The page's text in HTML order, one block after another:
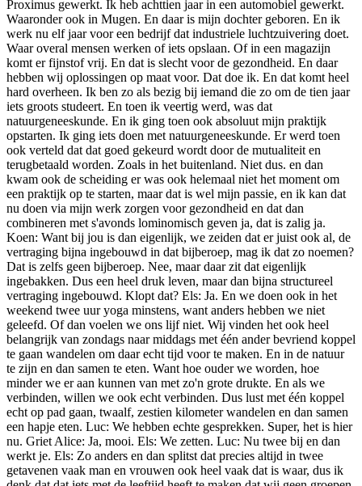
er fijnstof vrij. En dat is slecht voor de gezondheid. En daar hebben wij oplossingen op maat voor. Dat doe ik. En dat komt heel hard overheen. Ik ben zo als bezig bij iemand die zo om de tien jaar iets groots studeert. En toen ik veertig werd, was dat natuurgeneeskunde. En ik ging toen ook absoluut mijn praktijk opstarten. Ik ging iets doen met natuurgeneeskunde. Er werd toen ook verteld dat dat goed gekeurd wordt door de mutualiteit en terugbetaald worden. Zoals in het buitenland. Niet dus. en dan kwam ook de scheiding er was ook helemaal niet het moment om een praktijk op te starten, maar dat is wel mijn passie, en ik kan dat nu doen via mijn werk zorgen voor gezondheid en dat dan combineren met s'avonds lominomisch geven ja, dat is zalig ja. Koen: Want bij jou is dan eigenlijk, we zeiden dat er juist ook al, de vertraging bijna ingebouwd in dat bijberoep, mag ik dat zo noemen? Dat is zelfs geen bijberoep. Nee, maar daar zit dat eigenlijk ingebakken. Dus een heel druk leven, maar dan bijna structureel vertraging ingebouwd. Klopt dat? Els: Ja. En we doen ook in het weekend twee uur yoga minstens, want anders hebben we niet geleefd. Of dan voelen we ons lijf niet. Wij vinden het ook heel belangrijk van zondags naar middags met één ander bevriend koppel te gaan wandelen om daar echt tijd voor te maken. En in de natuur te zijn en dan samen te eten. Want hoe ouder we worden, hoe minder we er aan kunnen van met zo'n grote drukte. En als we verbinden, willen we ook echt verbinden. Dus lust met één koppel echt op pad gaan, twaalf, zestien kilometer wandelen en dan samen een hapje eten. Luc: We hebben echte gesprekken. Super, het is hier nu. Griet Alice: Ja, mooi. Els: We zetten. Luc: Nu twee bij en dan werkt je. Els: Zo anders en dan splitst dat precies altijd in twee getavenen vaak man en vrouwen ook heel vaak dat is waar, dus ik denk dat dat iets met de leeftijd heeft te maken dat wij geen groepen, wat ook gezellig is als er kinderen en kleine kinderen zijn is dat heel gezellig maar dat is een heel ander soort gesprek, als je echt wilt verbinden met een koppel en echt wilt tijd maken voor elkaar is het bij ons gaan wandelen en samen gaan eten. Koen: Ik ga dat roteren, want wij wonen er niet zo ver vandaan. Halftijds wonen wij er niet zo ver vandaan. Luc: We zijn er voor twee weken geleden... Els: Met Pinkster Maandag zijn we in jullie buurt gaan wandelen. Mooie dagen in Amsterdam. Nee, de stiltewandeling in Bornem gedaan. En dan iets fijn gaan eten in Puurs. Koen: De meanders van de Schelden. Els: Het was een supergooie beer. Dus dat was een hele fijne namiddag. Luc: Dat is een simpele formule, daar heb je altijd deugd van. Zelfs dagen nadien kun je dat nog voelen. Als het er een geleden is. Nee, maar daar houden we wel aan. Els: Maar daarmee heb jij nog niet uw professioneel werk verteld. Luc: Ik ben begonnen met... Ik ben op een 23-stelstandig geworden. Een jaar of vijf in immobielen gewerkt. Voor een grote groep. Mijn eigen kantoor mogen openen in Brugge. Griet Alice: In Brugge? In Brugge. Maar hoe is dat? Luc: Ja, onder de Lange Toren. Sorry, op de markt. Griet Alice: De Halletoren. Luc: De Halletoren. Ik zeg de Lange Toren. Het is eerst onder de Halletoren. Dat was niet te doen door het verkeer en verkeersboetes. Dan zijn we een lange straat verhuisd. Ja, het is al een geënd tijd gehad. Eigenlijk een eigen team opgebouwd en zo. En dan Tian Raiti. Veel geleerd. grote bedrijven altijd gewerkt. En dan begon dat beestje te kriebelen. Eigenlijk mijn passie, wat ik al van jongs af aan voelde. Op 16 was ik zeilinstructeur. In het leger heb ik pedagogisch opleiding gehad. Dat was een opleidingseenheid. Les kunnen geven aan de meest gemotiveerde jongeren die er bestaan, die een lekkerdienst moeten doen. Koen: Ja, toen was het nog. Luc: Ja, ineens na vijftien jaar kwam dat van, ja, ik kan dat doen. Eerst begon we met een klein trainingbureau met iemand die ik kende nog van vroeger. En dan in 2000 mijn eigen bedrijf opgericht. En zo, dat is blijven groeien, blijven ontwikkelen. Ondertussen meer dan, ik weet niet, tien, vijftienduizend mensen mogen begeleiden in leadership development, coaching. En dat is nu wel aan het veranderen, de afgelopen twee jaar. Ik voel die corporate wereld, being there, done it. En ik kan me er niet meer in vinden. Ik werk nog heel graag met de leiders. Maar die grote corporate structuren, waar ergens een board in Parijs zegt wat er hier moet gebeuren, ten koste van de mensen, dat kan ik niet meer. Ik kan me daar echt niet meer voor inzetten. Griet Alice: Het wringt. Luc: Ja, dus meer dan het wringt. Dat zijn mijn waarden die in het gedroom komen, dus dat kan ik niet meer. Maar ik doe nog altijd heel graag mijn werk. Ik heb vorige week nog een team-offside gedaan. Dat was echt super. En dat werkt goed. En daarnaast, ben ik begonnen met een podcast. Anders zou je niet zitten aan deze apparaat. Koen: Aan deze prachtige apparatuur. Luc: Generatiekracht is ontstaan vanuit mijn ervaring in die corporates. Wat ik zag van oudere mensen, die worden precies niet meer gezien. Die krijgen niet de plek die ze eigenlijk verdienen. Die worden niet naar waarde gezet. Of nog erger, de ene dag zijn ze er nog. De volgende dag niet meer, op pensioen. En daar is niks meer rond gedaan. Die hebben misschien tientallen jaren van hun leven gegeven aan dat bedrijf. Ik vond dat zo erg... En dan ook de kloof te zien tussen jongeren en ouderen. Ook niet altijd respect voor jongeren. Vanuit die ouderen, of omgekeerd. En dan dacht ik, ik ga er iets aan doen. En dan ben ik begonnen. Ik heb dan voor een groep van tachtig mensen beloofd van... Ik start je podcast voor het einde van het jaar. Dat ongenoegen van Els. Ze zei, ja, Luc, het is kerstvakantie. In december heb je dat gezegd. Ja, in december. Ik moet dat nu per se zeggen. Ja, ik heb dat beloofd en ik ga dat doen. En effectief, dus 31 december 2024, om negen uur s'avonds is de trailer online. Is de trailer online gegaan. Koen: Allee, dat was een gezellige vakantie. Luc: Goed gehaald. Nee, dat was wel. Koen: Nee, nee, nee. Els: We kennen elkaar ondertussen al heel lang. Luc is van Sterrenbeeld ook een ram, hè. Oké. En rammen kunnen drammen, hè. Luc: Ja, soms. Els: Dus dat. Luc: Maar het stond er. En sindsdien, elke veertien dagen komt hij uit. Er zijn er nu 34 online om de veertien dagen. Koen: Dat is mooi. Luc: Dat is een fantastisch boeiend plek. Voor mij ook. Niet alleen voor de luisteraars. Maar ik leer daar zoveel van. Griet Alice: Het inspireert je ook. Luc: Je leert mij. Mijn visie is eigenlijk geschift. Hoeveel jonge mensen die ongelooflijk wijs zijn. Dat je denkt, wijsheid zit dan bij die ouderen. Nee, nee, nee. En oudere mensen die ik hier heb gehad. 85, 93 met een jonge geest en je denkt van wauw, Soms grootvaders en kleinzoon. Soms vader en zoon. Els: Vader en dochter. Luc: Vader en dochter. Els: Dat is al van alles geweest. Koen: Alleen uw eigen partner is nog niet aan de achtergrond gestegen. Els: Nee, nee, ik heb nog niet voor de... Luc: Ik heb zelf eens gevraagd, maar ze sprong er zo direct niet. Griet Alice: Ik heb toch nog één raadsel, Luc. Of iets dat bij mij blijft hangen. Ja, dus daarnet stond ik in jullie keuken de cacao klaar te maken. En dus hij heeft mij iets geleerd. hoe je met een pollepel kunt scheppen in een kopje, zonder dat dat trupt. Dus dat is niet in mijn opvoeding meegegeven dat je dus met de bolle kant van de pollepel even naar beneden moet toeken. En dus voilà, het werkt. En ik hoorde van, ja, maar Luc heeft nog kokschool gedaan. Luc: Ja, hotelschool noemen ze dat officieel. Griet Alice: Ah, hotelschool, ja. Luc: Ja, kokschool. Nee, ze hebben met haar vroeger... Griet Alice: Daar was ik wel benieuwd naar. Luc: En met mijn middelbare school heb ik hotelschool gedaan. En ze noemden dat inderdaad de kokschool. Maar ik heb dus de zaal gedaan. De eerste jaren is dat samen, één jaar. Koen: We zijn toevallig nog naar de infodag van de Groene Poorten geweest. Ja, een paar weken geleden. Luc: Heel bekende school. Maar ik heb dus het Liva in Antwerpen gedaan. En ik heb mij lang geschraamd voor die opleiding. Als je ziet wat ik nu al jaren in beweeg, in die bedrijfswereld. de meesten die lopen te pronken met hun MBA's en hun opleidingen, universiteiten enzovoort ik heb dat allemaal niet gedaan, en tot vandaag merk ik en dat is niet alleen voor polepels merk ik hoeveel dat ik daar nog aan heb omdat ik heb daar geleerd wat dienstbaarheid is, ik heb daar leren luisteren naar lichaamstaal, Als iemand zo eventjes wat rechter gaat zitten in een restauratie van ik heb iets nodig. Griet Alice: Je merkt het direct op. Luc: Heb ik het gezien. Ik heb het gewoon gezien. Ik kan ook als mensen het moeilijk doen, er is iets niet in orde. Ik kan daarin meegaan. Ik kan die op hun gemak stellen. Ik heb dat al heel vaak nodig gehad. In die bedrijfswereld. Dus ik heb ook mijn talen geleerd. Mijn flexibiliteit geleerd. Daarom geloof ik ook niet. en dat hoor ik ook van die jongere mensen die ik voor de microfoon heb, wat ze gestudeerd hebben is eigenlijk minder belangrijk hoe ze gestudeerd hebben wel hoe ze het opnemen, hebben ze zich gecommit tot iets hebben ze bijvoorbeeld nee gezegd tegen een bepaalde vakken en een volle ja tegen andere vakken dat maakt het verschil, en dus ja zo is dat bij mij gevolueerd. Griet Alice: Boeiend het wordt nog die vraag. Luc: Gesteld want ik dacht. Griet Alice: Het is dan uit de hand gelopen hobby of van waar komt dat. Koen: Maar oké interessant, want een van de meest intelligente en ondernemende mensen waar ik ooit mee heb mogen samenwerken, ook in corporate, was ook kok en die had een zelfde soort gijne over zijn diploma, want hij was dan CTO in hele grote bedrijven en alles en dan praat je, heb jij eigenlijk gestudeerd eigenlijk kok, maar het is een boutade dat attitude, kun je niet aanleren. Skills kun je aanleren, maar attitude kun je niet aanleren. Luc: Dat is het. Daa